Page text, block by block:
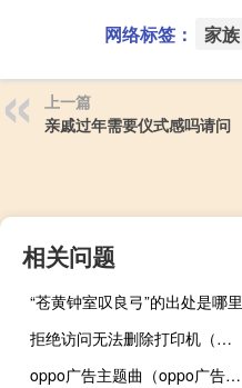
网络标签： 家族
上一篇
亲戚过年需要仪式感吗请问
相关问题
“苍黄钟室叹良弓”的出处是哪里
拒绝访问无法删除打印机（拒绝访问）
oppo广告主题曲（oppo广告背景音乐）